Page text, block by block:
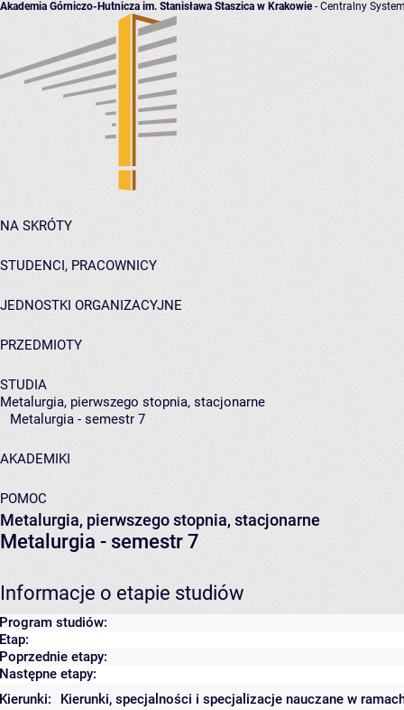
Akademia Górniczo-Hutnicza im. Stanisława Staszica w Krakowie- Centralny
NA SKRÓTY
STUDENCI, PRACOWNICY
JEDNOSTKI ORGANIZACYJNE
PRZEDMIOTY
STUDIA
Metalurgia, pierwszego stopnia, stacjonarne
Metalurgia - semestr 7
AKADEMIKI
POMOC
Metalurgia, pierwszego stopnia, stacjonarne
Metalurgia - semestr 7
Informacje o etapie studiów
Program studiów:
Etap:
Poprzednie etapy:
Następne etapy:
Kierunki, specjalności i specjalizacje nauczane w
Kierunki: